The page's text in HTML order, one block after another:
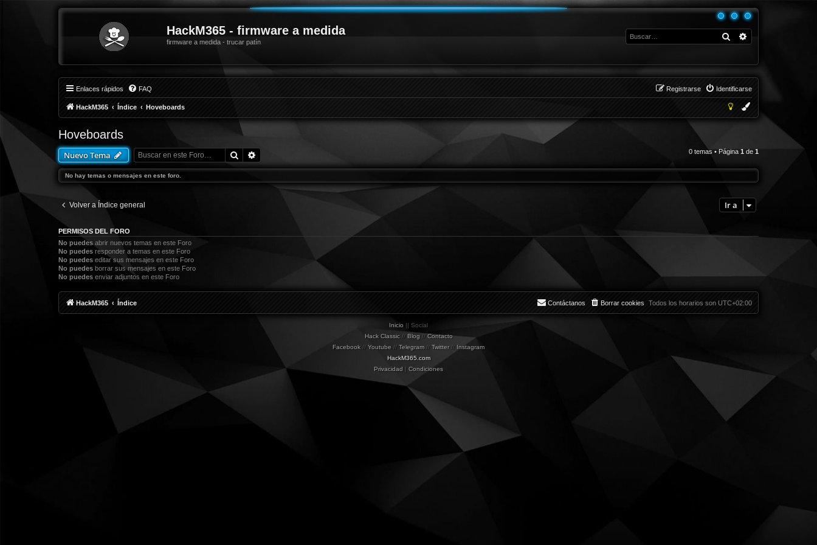
HackM365 - firmware a medida
firmware a medida - trucar patín
Buscar
Enlaces rápidos FAQ Identificarse
Registrarse
HackM365 Índice Hoveboards
Hoveboards
Nuevo Tema Buscar 0 temas • Página 1 de 1
No hay temas o mensajes en este foro.
Volver a Índice general Ir a
PERMISOS DEL FORO
No puedes abrir nuevos temas en este Foro
No puedes responder a temas en este Foro
No puedes editar sus mensajes en este Foro
No puedes borrar sus mensajes en este Foro
No puedes enviar adjuntos en este Foro
HackM365 Índice Todos los horarios son UTC+02:00
Borrar cookies
Contáctanos
Inicio || Social
Hack Classic// Blog// Contacto
Facebook // Youtube // Telegram// Twitter// Instagram
HackM365.com
Privacidad | Condiciones